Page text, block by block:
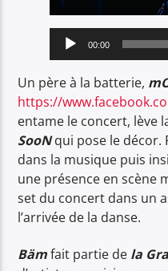
Lecteur
audio
00:00
Un père à la batterie,
https://
entame le concert, lève
SooNqui pose le décor.
dans la musique puis
une présence en scène
set du concert dans un
l’arrivée de la danse.
Bämfait partie de la